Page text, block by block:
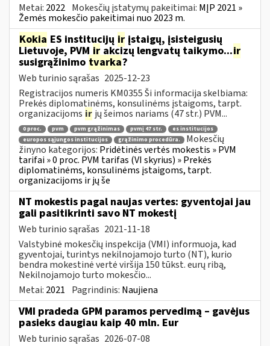
Metai: 2022 Mokesčių įstatymų pakeitimai: MĮP 2021 »
Žemės mokesčio pakeitimai nuo 2023 m.
Kokia ES institucijų ir įstaigų, įsisteigusių
Lietuvoje, PVM ir akcizų lengvatų taikymo...ir
susigrąžinimo tvarka?
Web turinio sąrašas 2025-12-23
Registracijos numeris KM0355 Ši informacija skelbiama:
Prekės diplomatinėms, konsulinėms įstaigoms, tarpt.
organizacijoms ir jų šeimos nariams (47 str.) PVM...
0 proc. pvm pvm grąžinimas pvmį 47 str.
es institucijos
europos sąjungos institucijos
grąžinimo procedūra.
Mokesčių
žinyno kategorijos: Pridėtinės vertės mokestis » PVM
tarifai » 0 proc. PVM tarifas (VI skyrius) » Prekės
diplomatinėms, konsulinėms įstaigoms, tarpt.
organizacijoms ir jų še
NT mokestis pagal naujas vertes: gyventojai jau
gali pasitikrinti savo NT mokestį
Web turinio sąrašas 2021-11-18
Valstybinė mokesčių inspekcija (VMI) informuoja, kad
gyventojai, turintys nekilnojamojo turto (NT), kurio
bendra mokestinė vertė viršija 150 tūkst. eurų ribą,
Nekilnojamojo turto mokesčio...
Metai: 2021 Pagrindinis: Naujiena
VMI pradeda GPM paramos pervedimą – gavėjus
pasieks daugiau kaip 40 mln. Eur
Web turinio sąrašas 2026-07-08